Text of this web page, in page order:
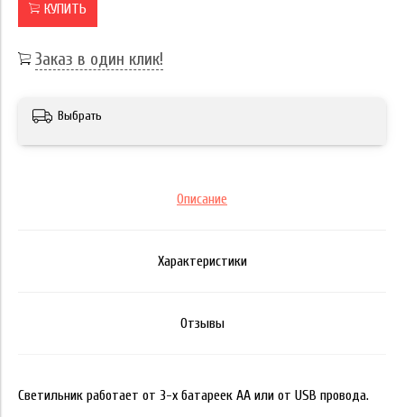
КУПИТЬ
Заказ в один клик!
Выбрать
Описание
Характеристики
Отзывы
Светильник работает от 3-х батареек АА или от USB провода.